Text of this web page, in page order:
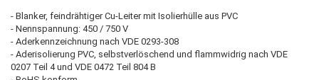
- Blanker, feindrähtiger Cu-Leiter mit Isolierhülle aus PVC
- Nennspannung: 450 / 750 V
- Aderkennzeichnung nach VDE 0293-308
- Aderisolierung PVC, selbstverlöschend und flammwidrig nach VDE
0207 Teil 4 und VDE 0472 Teil 804 B